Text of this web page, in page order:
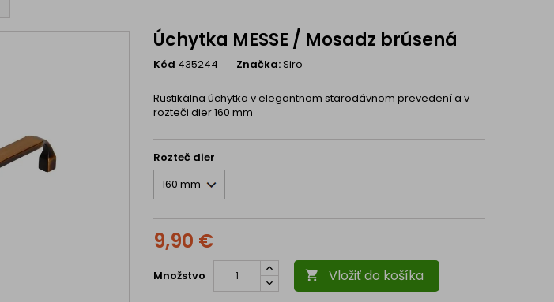
Úchytka MESSE / Mosadz brúsená
Kód 435244 Značka:Siro
Rustikálna úchytka v elegantnom starodávnom prevedení a v
rozteči dier 160 mm
Rozteč dier
9,90 €
Množstvo  Vložiť do košíka